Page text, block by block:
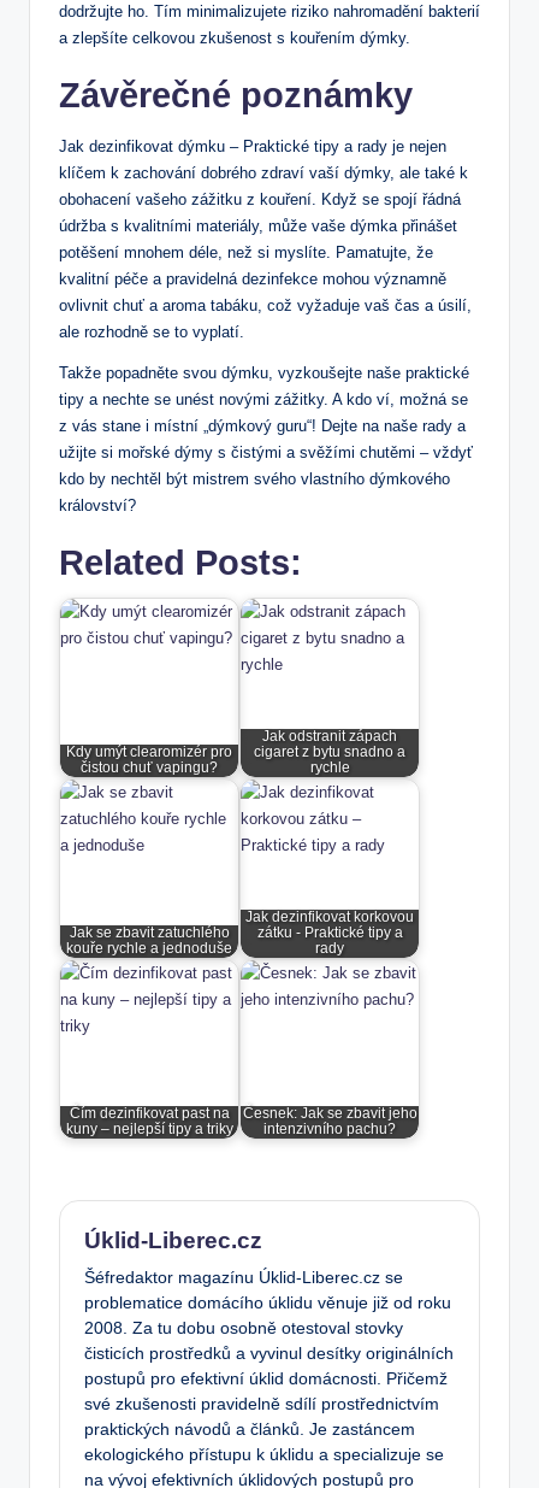
dodržujte ho. Tím minimalizujete riziko nahromadění bakterií
a zlepšíte celkovou zkušenost s kouřením dýmky.
Závěrečné poznámky
Jak dezinfikovat dýmku – Praktické tipy a rady je nejen
klíčem k zachování dobrého zdraví vaší dýmky, ale také k
obohacení vašeho zážitku z kouření. Když se spojí řádná
údržba s kvalitními materiály, může vaše dýmka přinášet
potěšení mnohem déle, než si myslíte. Pamatujte, že
kvalitní péče a pravidelná dezinfekce mohou významně
ovlivnit chuť a aroma tabáku, což vyžaduje vaš čas a úsilí,
ale rozhodně se to vyplatí.
Takže popadněte svou dýmku, vyzkoušejte naše praktické
tipy a nechte se unést novými zážitky. A kdo ví, možná se
z vás stane i místní „dýmkový guru“! Dejte na naše rady a
užijte si mořské dýmy s čistými a svěžími chutěmi – vždyť
kdo by nechtěl být mistrem svého vlastního dýmkového
království?
Related Posts:
Kdy umýt clearomizér pro
čistou chuť vapingu?
Jak odstranit zápach
cigaret z bytu snadno a
rychle
Jak se zbavit zatuchlého
kouře rychle a jednoduše
Jak dezinfikovat korkovou
zátku - Praktické tipy a
rady
Čím dezinfikovat past na
kuny – nejlepší tipy a triky
Česnek: Jak se zbavit jeho
intenzivního pachu?
Úklid-Liberec.cz
Šéfredaktor magazínu Úklid-Liberec.cz se
problematice domácího úklidu věnuje již od roku
2008. Za tu dobu osobně otestoval stovky
čisticích prostředků a vyvinul desítky originálních
postupů pro efektivní úklid domácnosti. Přičemž
své zkušenosti pravidelně sdílí prostřednictvím
praktických návodů a článků. Je zastáncem
ekologického přístupu k úklidu a specializuje se
na vývoj efektivních úklidových postupů pro